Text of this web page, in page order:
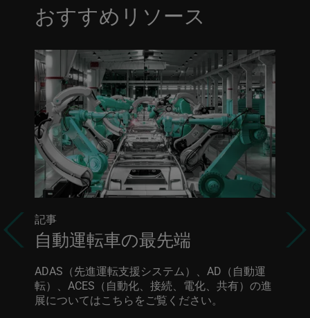
おすすめリソース
記事
自動運転車の最先端
ADAS（先進運転支援システム）、AD（自動運
転）、ACES（自動化、接続、電化、共有）の進
展についてはこちらをご覧ください。
Previous